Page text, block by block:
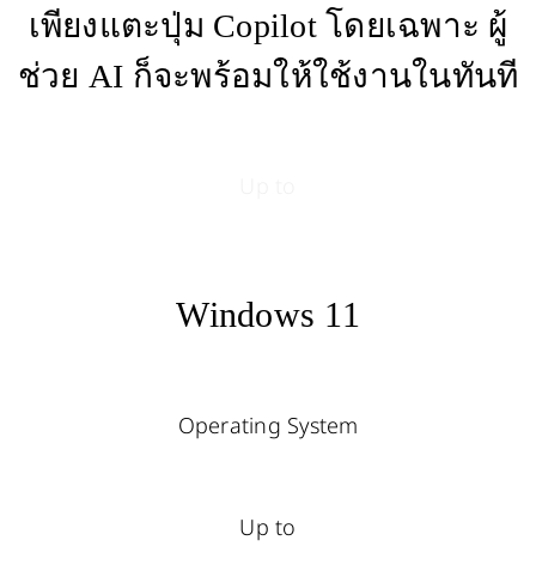
เพียงแตะปุ่ม Copilot โดยเฉพาะ ผู้
ช่วย AI ก็จะพร้อมให้ใช้งานในทันที
Windows 11
Operating System
Up to